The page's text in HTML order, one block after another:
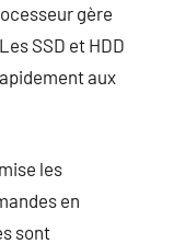
gère
SSD et HDD
aux
les
en
sont